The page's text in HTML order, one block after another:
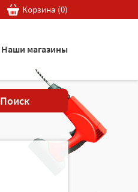
Корзина (0)
Наши магазины
Поиск